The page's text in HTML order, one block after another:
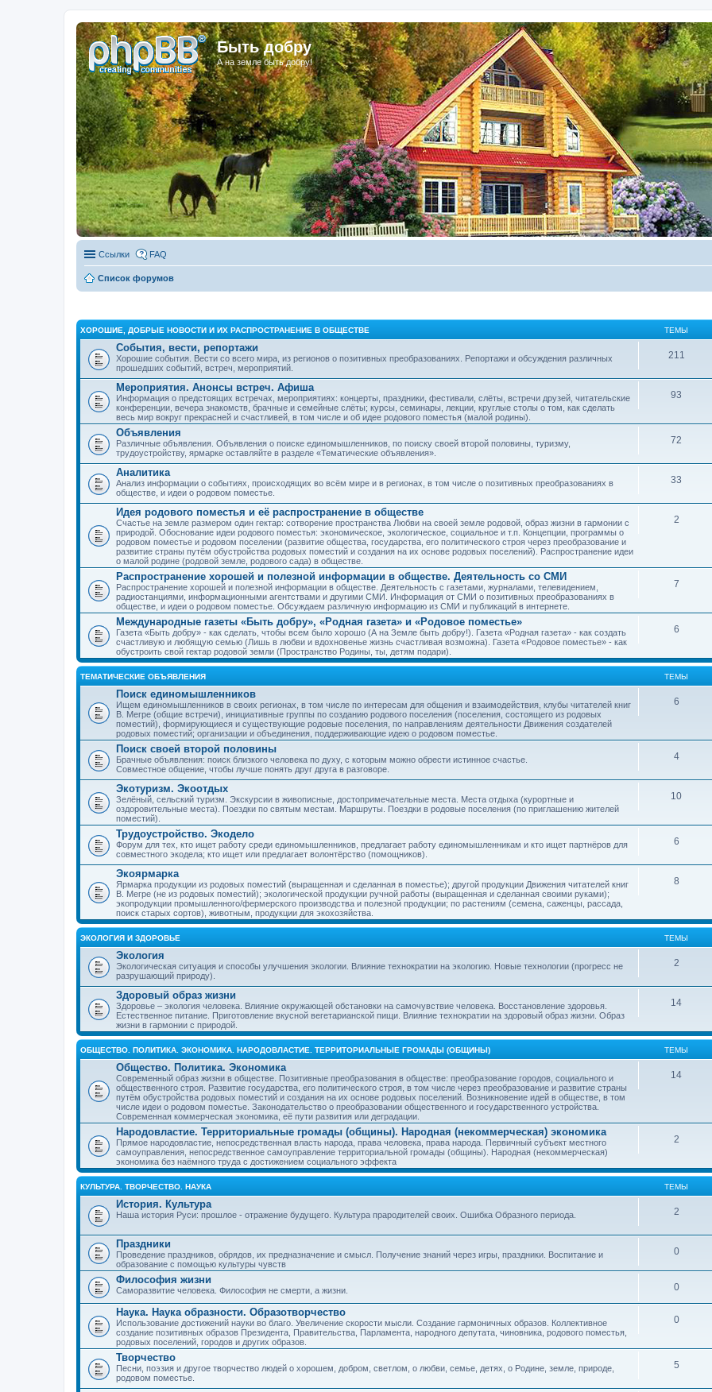
Быть добру
А на земле быть добру!
Ссылки FAQ
Список форумов
ХОРОШИЕ, ДОБРЫЕ НОВОСТИ И ИХ РАСПРОСТРАНЕНИЕ В ОБЩЕСТВЕ ТЕМЫ
События, вести, репортажи
Хорошие события. Вести со всего мира, из регионов о позитивных преобразованиях. Репортажи и обсуждения различных
прошедших событий, встреч, мероприятий.
211
Мероприятия. Анонсы встреч. Афиша
Информация о предстоящих встречах, мероприятиях: концерты, праздники, фестивали, слёты, встречи друзей, читательские
конференции, вечера знакомств, брачные и семейные слёты; курсы, семинары, лекции, круглые столы о том, как сделать
весь мир вокруг прекрасней и счастливей, в том числе и об идее родового поместья (малой родины).
93
Объявления
Различные объявления. Объявления о поиске единомышленников, по поиску своей второй половины, туризму,
трудоустройству, ярмарке оставляйте в разделе «Тематические объявления».
72
Аналитика
Анализ информации о событиях, происходящих во всём мире и в регионах, в том числе о позитивных преобразованиях в
обществе, и идеи о родовом поместье.
33
Идея родового поместья и её распространение в обществе
Счастье на земле размером один гектар: сотворение пространства Любви на своей земле родовой, образ жизни в гармонии с
природой. Обоснование идеи родового поместья: экономическое, экологическое, социальное и т.п. Концепции, программы о
родовом поместье и родовом поселении (развитие общества, государства, его политического строя через преобразование и
развитие страны путём обустройства родовых поместий и создания на их основе родовых поселений). Распространение идеи
о малой родине (родовой земле, родового сада) в обществе.
2
Распространение хорошей и полезной информации в обществе. Деятельность со СМИ
Распространение хорошей и полезной информации в обществе. Деятельность с газетами, журналами, телевидением,
радиостанциями, информационными агентствами и другими СМИ. Информация от СМИ о позитивных преобразованиях в
обществе, и идеи о родовом поместье. Обсуждаем различную информацию из СМИ и публикаций в интернете.
7
Международные газеты «Быть добру», «Родная газета» и «Родовое поместье»
Газета «Быть добру» - как сделать, чтобы всем было хорошо (А на Земле быть добру!). Газета «Родная газета» - как создать
счастливую и любящую семью (Лишь в любви и вдохновенье жизнь счастливая возможна). Газета «Родовое поместье» - как
обустроить свой гектар родовой земли (Пространство Родины, ты, детям подари).
6
ТЕМАТИЧЕСКИЕ ОБЪЯВЛЕНИЯ ТЕМЫ
Поиск единомышленников
Ищем единомышленников в своих регионах, в том числе по интересам для общения и взаимодействия, клубы читателей книг
В. Мегре (общие встречи), инициативные группы по созданию родового поселения (поселения, состоящего из родовых
поместий), формирующиеся и существующие родовые поселения, по направлениям деятельности Движения создателей
родовых поместий; организации и объединения, поддерживающие идею о родовом поместье.
6
Поиск своей второй половины
Брачные объявления: поиск близкого человека по духу, с которым можно обрести истинное счастье.
Совместное общение, чтобы лучше понять друг друга в разговоре.
4
Экотуризм. Экоотдых
Зелёный, сельский туризм. Экскурсии в живописные, достопримечательные места. Места отдыха (курортные и
оздоровительные места). Поездки по святым местам. Маршруты. Поездки в родовые поселения (по приглашению жителей
поместий).
10
Трудоустройство. Экодело
Форум для тех, кто ищет работу среди единомышленников, предлагает работу единомышленникам и кто ищет партнёров для
совместного экодела; кто ищет или предлагает волонтёрство (помощников).
6
Экоярмарка
Ярмарка продукции из родовых поместий (выращенная и сделанная в поместье); другой продукции Движения читателей книг
В. Мегре (не из родовых поместий); экологической продукции ручной работы (выращенная и сделанная своими руками);
экопродукции промышленного/фермерского производства и полезной продукции; по растениям (семена, саженцы, рассада,
поиск старых сортов), животным, продукции для экохозяйства.
8
ЭКОЛОГИЯ И ЗДОРОВЬЕ ТЕМЫ
Экология
Экологическая ситуация и способы улучшения экологии. Влияние технократии на экологию. Новые технологии (прогресс не
разрушающий природу).
2
Здоровый образ жизни
Здоровье – экология человека. Влияние окружающей обстановки на самочувствие человека. Восстановление здоровья.
Естественное питание. Приготовление вкусной вегетарианской пищи. Влияние технократии на здоровый образ жизни. Образ
жизни в гармонии с природой.
14
ОБЩЕСТВО. ПОЛИТИКА. ЭКОНОМИКА. НАРОДОВЛАСТИЕ. ТЕРРИТОРИАЛЬНЫЕ ГРОМАДЫ (ОБЩИНЫ) ТЕМЫ
Общество. Политика. Экономика
Современный образ жизни в обществе. Позитивные преобразования в обществе: преобразование городов, социального и
общественного строя. Развитие государства, его политического строя, в том числе через преобразование и развитие страны
путём обустройства родовых поместий и создания на их основе родовых поселений. Возникновение идей в обществе, в том
числе идеи о родовом поместье. Законодательство о преобразовании общественного и государственного устройства.
Современная коммерческая экономика, её пути развития или деградации.
14
Народовластие. Территориальные громады (общины). Народная (некоммерческая) экономика
Прямое народовластие, непосредственная власть народа, права человека, права народа. Первичный субъект местного
самоуправления, непосредственное самоуправление территориальной громады (общины). Народная (некоммерческая)
экономика без наёмного труда с достижением социального эффекта
2
КУЛЬТУРА. ТВОРЧЕСТВО. НАУКА ТЕМЫ
История. Культура
Наша история Руси: прошлое - отражение будущего. Культура прародителей своих. Ошибка Образного периода. 2
Праздники
Проведение праздников, обрядов, их предназначение и смысл. Получение знаний через игры, праздники. Воспитание и
образование с помощью культуры чувств
0
Философия жизни
Саморазвитие человека. Философия не смерти, а жизни. 0
Наука. Наука образности. Образотворчество
Использование достижений науки во благо. Увеличение скорости мысли. Создание гармоничных образов. Коллективное
создание позитивных образов Президента, Правительства, Парламента, народного депутата, чиновника, родового поместья,
родовых поселений, городов и других образов.
0
Творчество
Песни, поэзия и другое творчество людей о хорошем, добром, светлом, о любви, семье, детях, о Родине, земле, природе,
родовом поместье.
5